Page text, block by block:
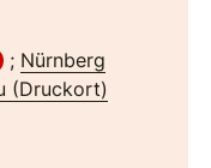
; Nürnberg
(Druckort)